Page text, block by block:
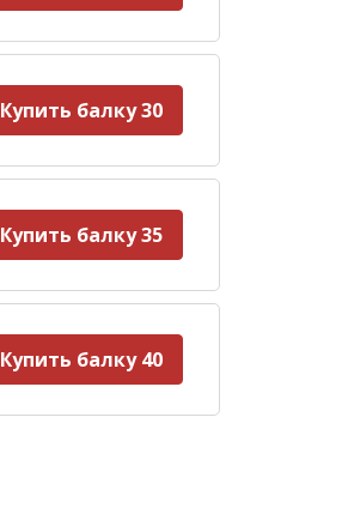
Купить балку 30
Купить балку 35
Купить балку 40